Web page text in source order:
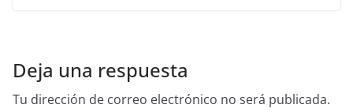
Deja una respuesta
Tu dirección de correo electrónico no será publicada.